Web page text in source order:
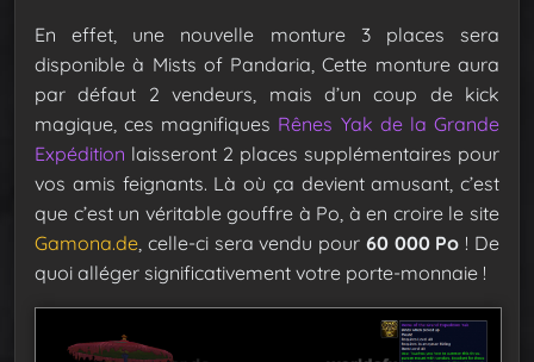
En effet, une nouvelle monture 3 places sera
disponible à Mists of Pandaria, Cette monture aura
par défaut 2 vendeurs, mais d’un coup de kick
magique, ces magnifiques Rênes Yak de la Grande
Expédition laisseront 2 places supplémentaires pour
vos amis feignants. Là où ça devient amusant, c’est
que c’est un véritable gouffre à Po, à en croire le site
Gamona.de , celle-ci sera vendu pour 60 000 Po ! De
quoi alléger significativement votre porte-monnaie !